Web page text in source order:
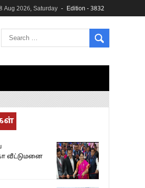
Aug 2026, Saturday Edition - 3832
வீட்டுமனை